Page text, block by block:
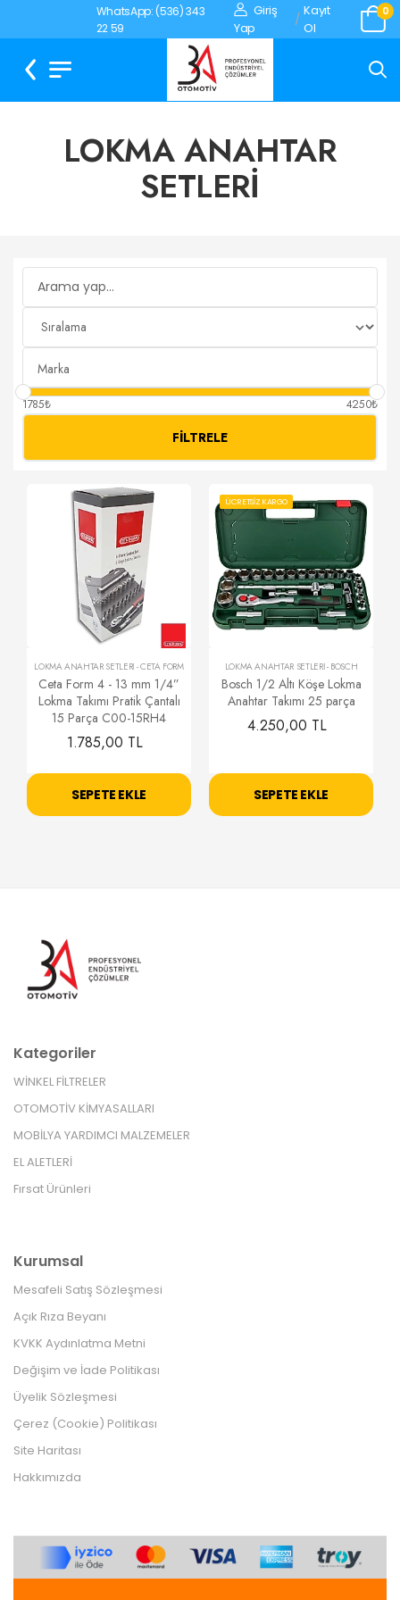
WhatsApp: (536) 343
22 59
Giriş
Yap
/
Kayıt
Ol
0
LOKMA ANAHTAR
SETLERİ
1785₺ 4250₺
FILTRELE
LOKMA ANAHTAR SETLERİ-CETA FORM
Ceta Form 4 - 13 mm 1/4”
Lokma Takımı Pratik Çantalı
15 Parça C00-15RH4
1.785,00 TL
SEPETE EKLE
ÜCRETSİZ KARGO
LOKMA ANAHTAR SETLERİ- BOSCH
Bosch 1/2 Altı Köşe Lokma
Anahtar Takımı 25 parça
4.250,00 TL
SEPETE EKLE
Kategoriler
WİNKEL FİLTRELER
OTOMOTİV KİMYASALLARI
MOBİLYA YARDIMCI MALZEMELER
EL ALETLERİ
Fırsat Ürünleri
Kurumsal
Mesafeli Satış Sözleşmesi
Açık Rıza Beyanı
KVKK Aydınlatma Metni
Değişim ve İade Politikası
Üyelik Sözleşmesi
Çerez (Cookie) Politikası
Site Haritası
Hakkımızda